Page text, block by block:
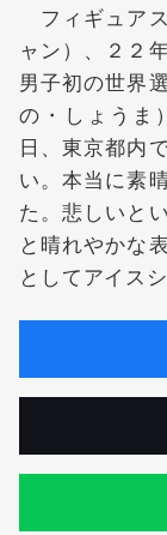
フィギュア
ャン）、２２
男子初の世界
の・しょうま
日、東京都内
い。本当に素
た。悲しいと
と晴れやかな
としてアイス